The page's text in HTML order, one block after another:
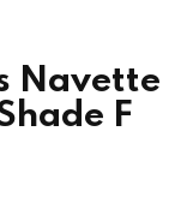
Navette
F